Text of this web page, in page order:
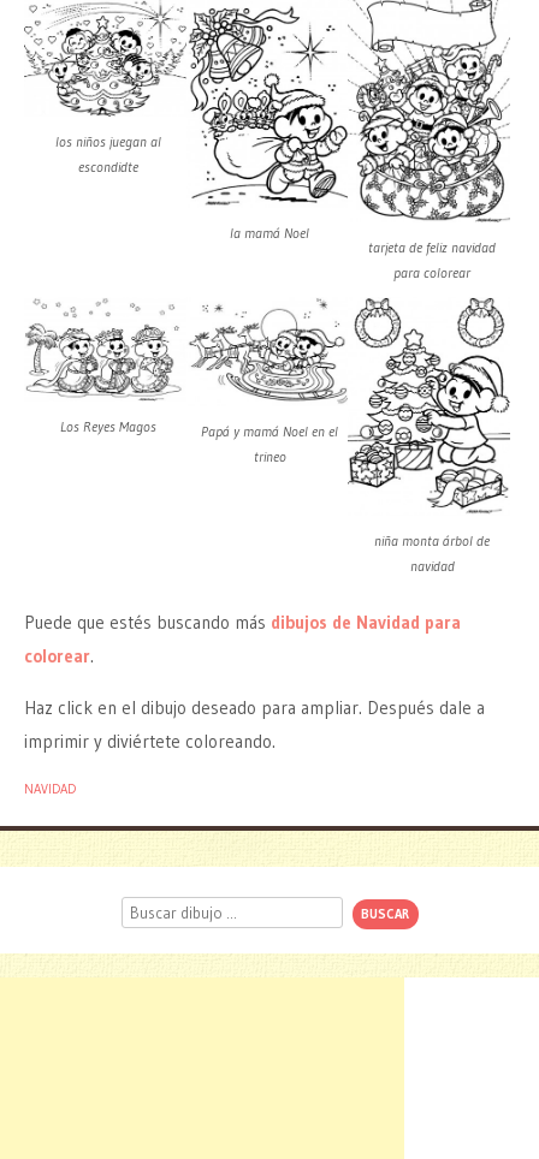
los niños juegan al
escondidte
la mamá Noel
tarjeta de feliz navidad
para colorear
Los Reyes Magos
Papá y mamá Noel en el
trineo
niña monta árbol de
navidad
Puede que estés buscando más dibujos de Navidad para
colorear.
Haz click en el dibujo deseado para ampliar. Después dale a
imprimir y diviértete coloreando.
NAVIDAD
Buscar